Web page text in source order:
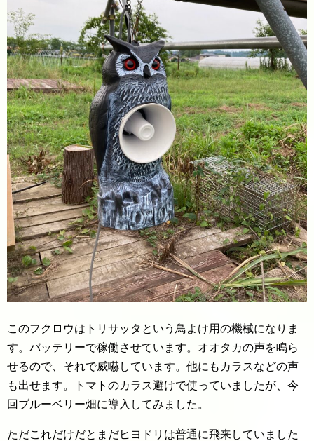
このフクロウはトリサッタという鳥よけ用の機械になりま
す。バッテリーで稼働させています。オオタカの声を鳴ら
せるので、それで威嚇しています。他にもカラスなどの声
も出せます。トマトのカラス避けで使っていましたが、今
回ブルーベリー畑に導入してみました。
ただこれだけだとまだヒヨドリは普通に飛来していました